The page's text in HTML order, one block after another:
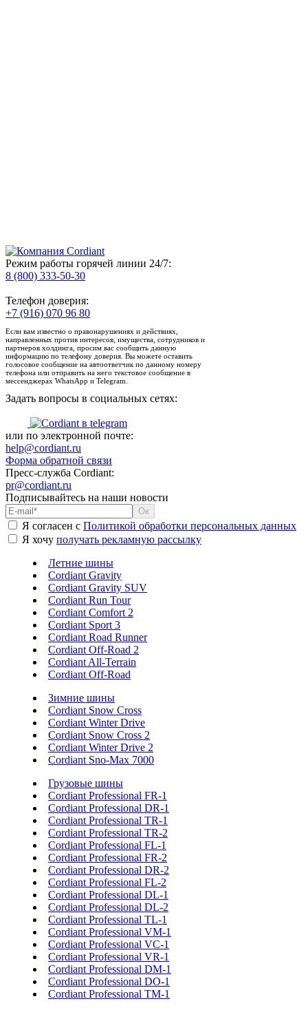
Режим работы горячей линии 24/7:
8 (800) 333-50-30
Телефон доверия:
+7 (916) 070 96 80
Если вам известно о правонарушениях и действиях,
направленных против интересов, имущества, сотрудников и
партнеров холдинга, просим вас сообщить данную
информацию по телефону доверия. Вы можете оставить
голосовое сообщение на автоответчик по данному номеру
телефона или отправить на него текстовое сообщение в
мессенджерах WhatsApp и Telegram.
Задать вопросы в социальных сетях:
или по электронной почте:
help@cordiant.ru
Форма обратной связи
Пресс-служба Cordiant:
pr@cordiant.ru
Подписывайтесь на наши новости
Я согласен с Политикой обработки персональных данных
Я хочу получать рекламную рассылку
Летние шины
Cordiant Gravity
Cordiant Gravity SUV
Cordiant Run Tour
Cordiant Comfort 2
Cordiant Sport 3
Cordiant Road Runner
Cordiant Off-Road 2
Cordiant All-Terrain
Cordiant Off-Road
Зимние шины
Cordiant Snow Cross
Cordiant Winter Drive
Cordiant Snow Cross 2
Cordiant Winter Drive 2
Cordiant Sno-Max 7000
Грузовые шины
Cordiant Professional FR-1
Cordiant Professional DR-1
Cordiant Professional TR-1
Cordiant Professional TR-2
Cordiant Professional FL-1
Cordiant Professional FR-2
Cordiant Professional DR-2
Cordiant Professional FL-2
Cordiant Professional DL-1
Cordiant Professional DL-2
Cordiant Professional TL-1
Cordiant Professional VM-1
Cordiant Professional VC-1
Cordiant Professional VR-1
Cordiant Professional DM-1
Cordiant Professional DO-1
Cordiant Professional TM-1